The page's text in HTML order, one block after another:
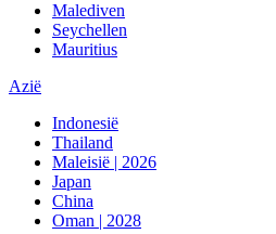
Malediven
Seychellen
Mauritius
Azië
Indonesië
Thailand
Maleisië | 2026
Japan
China
Oman | 2028